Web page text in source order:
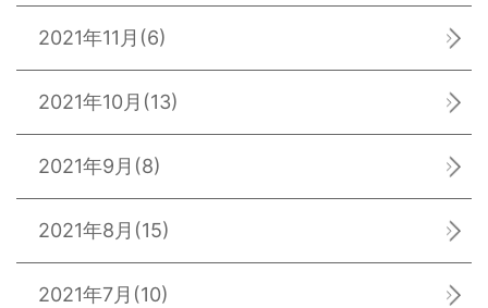
2021年11月 (6)
2021年10月 (13)
2021年9月 (8)
2021年8月 (15)
2021年7月 (10)